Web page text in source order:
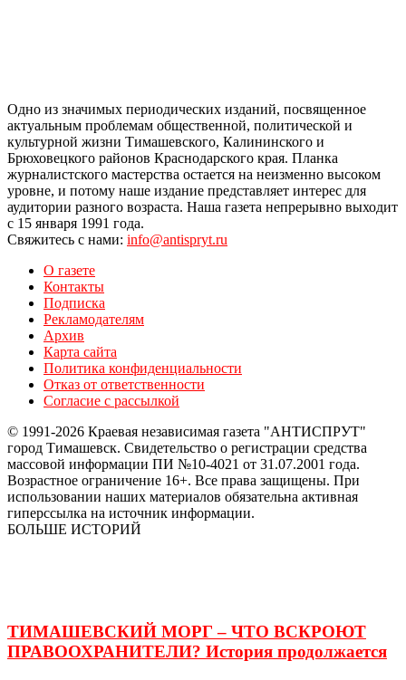
Одно из значимых периодических изданий, посвященное
актуальным проблемам общественной, политической и
культурной жизни Тимашевского, Калининского и
Брюховецкого районов Краснодарского края. Планка
журналистского мастерства остается на неизменно высоком
уровне, и потому наше издание представляет интерес для
аудитории разного возраста. Наша газета непрерывно выходит
с 15 января 1991 года.
Свяжитесь с нами: info@antispryt.ru
О газете
Контакты
Подписка
Рекламодателям
Архив
Карта сайта
Политика конфиденциальности
Отказ от ответственности
Согласие с рассылкой
© 1991-2026 Краевая независимая газета "АНТИСПРУТ"
город Тимашевск. Свидетельство о регистрации средства
массовой информации ПИ №10-4021 от 31.07.2001 года.
Возрастное ограничение 16+. Все права защищены. При
использовании наших материалов обязательна активная
гиперссылка на источник информации.
БОЛЬШЕ ИСТОРИЙ
ТИМАШЕВСКИЙ МОРГ – ЧТО ВСКРОЮТ
ПРАВООХРАНИТЕЛИ? История продолжается